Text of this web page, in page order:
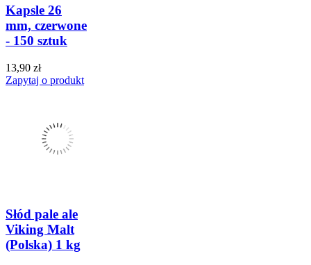
Kapsle 26
mm, czerwone
- 150 sztuk
13,90 zł
Zapytaj o produkt
Słód pale ale
Viking Malt
(Polska) 1 kg